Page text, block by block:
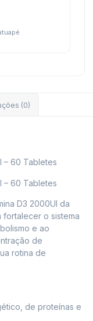
(0)
– 60 Tabletes
– 60 Tabletes
D3 2000UI da
fortalecer o sistema
e ao
de
rotina de
de proteínas e